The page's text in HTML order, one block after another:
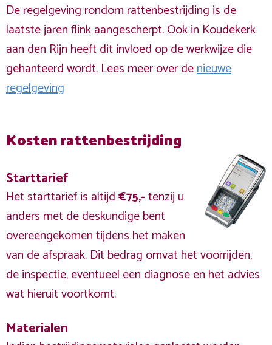
De regelgeving rondom rattenbestrijding is de
laatste jaren flink aangescherpt. Ook in Koudekerk
aan den Rijn heeft dit invloed op de werkwijze die
gehanteerd wordt. Lees meer over denieuwe
regelgeving
Kosten rattenbestrijding
Starttarief
Het starttarief is altijd€75,-tenzij u
anders met de deskundige bent
overeengekomen tijdens het maken
van de afspraak. Dit bedrag omvat het voorrijden,
de inspectie, eventueel een diagnose en het advies
wat hieruit voortkomt.
Materialen